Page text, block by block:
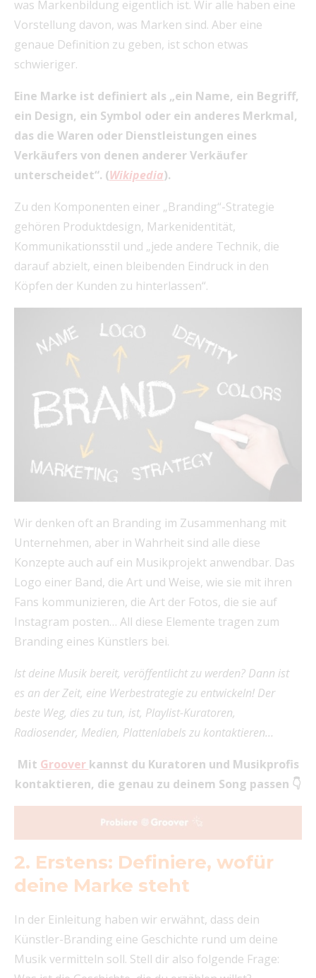
was Markenbildung eigentlich ist. Wir alle haben eine
Vorstellung davon, was Marken sind. Aber eine
genaue Definition zu geben, ist schon etwas
schwieriger.
Eine Marke ist definiert als „ein Name, ein Begriff,
ein Design, ein Symbol oder ein anderes Merkmal,
das die Waren oder Dienstleistungen eines
Verkäufers von denen anderer Verkäufer
unterscheidet“. (Wikipedia).
Zu den Komponenten einer „Branding“-Strategie
gehören Produktdesign, Markenidentität,
Kommunikationsstil und „jede andere Technik, die
darauf abzielt, einen bleibenden Eindruck in den
Köpfen der Kunden zu hinterlassen“.
Wir denken oft an Branding im Zusammenhang mit
Unternehmen, aber in Wahrheit sind alle diese
Konzepte auch auf ein Musikprojekt anwendbar. Das
Logo einer Band, die Art und Weise, wie sie mit ihren
Fans kommunizieren, die Art der Fotos, die sie auf
Instagram posten… All diese Elemente tragen zum
Branding eines Künstlers bei.
Ist deine Musik bereit, veröffentlicht zu werden? Dann ist
es an der Zeit, eine Werbestrategie zu entwickeln! Der
beste Weg, dies zu tun, ist, Playlist-Kuratoren,
Radiosender, Medien, Plattenlabels zu kontaktieren…
Mit Groover kannst du Kuratoren und Musikprofis
kontaktieren, die genau zu deinem Song passen 👇
2. Erstens: Definiere, wofür
deine Marke steht
In der Einleitung haben wir erwähnt, dass dein
Künstler-Branding eine Geschichte rund um deine
Musik vermitteln soll. Stell dir also folgende Frage: